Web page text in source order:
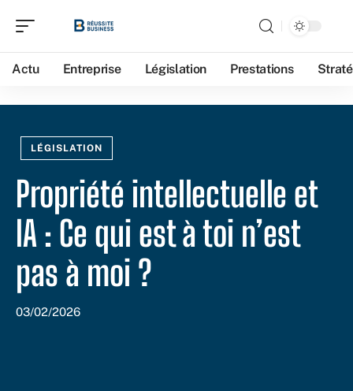
Actu Entreprise Législation Prestations
LÉGISLATION
Propriété intellectuelle et
IA : Ce qui est à toi n’est
pas à moi ?
03/02/2026